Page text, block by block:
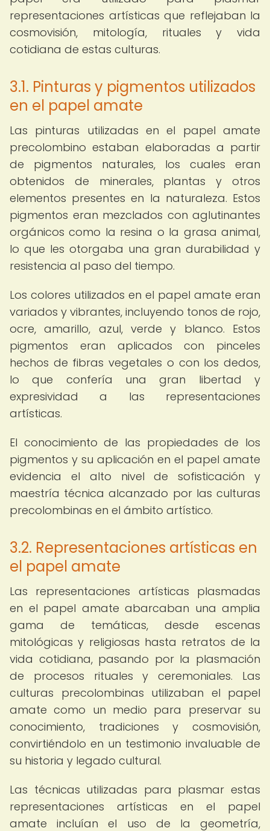
representaciones artísticas que reflejaban la
cosmovisión, mitología, rituales y vida
cotidiana de estas culturas.
3.1. Pinturas y pigmentos utilizados
en el papel amate
Las pinturas utilizadas en el papel amate
precolombino estaban elaboradas a partir
de pigmentos naturales, los cuales eran
obtenidos de minerales, plantas y otros
elementos presentes en la naturaleza. Estos
pigmentos eran mezclados con aglutinantes
orgánicos como la resina o la grasa animal,
lo que les otorgaba una gran durabilidad y
resistencia al paso del tiempo.
Los colores utilizados en el papel amate eran
variados y vibrantes, incluyendo tonos de rojo,
ocre, amarillo, azul, verde y blanco. Estos
pigmentos eran aplicados con pinceles
hechos de fibras vegetales o con los dedos,
lo que confería una gran libertad y
expresividad a las representaciones
artísticas.
El conocimiento de las propiedades de los
pigmentos y su aplicación en el papel amate
evidencia el alto nivel de sofisticación y
maestría técnica alcanzado por las culturas
precolombinas en el ámbito artístico.
3.2. Representaciones artísticas en
el papel amate
Las representaciones artísticas plasmadas
en el papel amate abarcaban una amplia
gama de temáticas, desde escenas
mitológicas y religiosas hasta retratos de la
vida cotidiana, pasando por la plasmación
de procesos rituales y ceremoniales. Las
culturas precolombinas utilizaban el papel
amate como un medio para preservar su
conocimiento, tradiciones y cosmovisión,
convirtiéndolo en un testimonio invaluable de
su historia y legado cultural.
Las técnicas utilizadas para plasmar estas
representaciones artísticas en el papel
amate incluían el uso de la geometría,